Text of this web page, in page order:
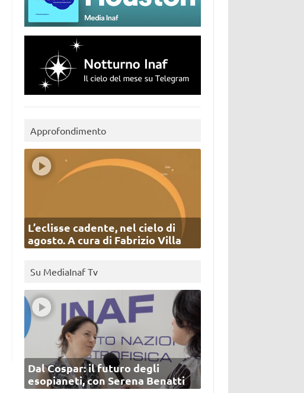
Approfondimento
L’eclisse cadente, nel cielo di
agosto. A cura di Fabrizio Villa
Su MediaInaf Tv
Dal Cospar: il futuro degli
esopianeti, con Serena Benatti